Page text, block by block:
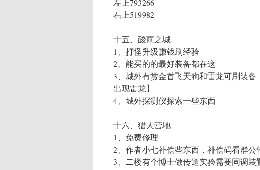
左上793266
右上519982
十五、酸雨之城
1、打怪升级赚钱刷经验
2、能买的的最好装备都在这
3、城外有赏金首飞天狗和雷龙可刷装
出现雷龙】
4、城外探测仪探索一些东西
十六、猎人营地
1、免费修理
2、作者小七补偿些东西，补偿码看群公
3、二楼有个博士做传送实验需要同调